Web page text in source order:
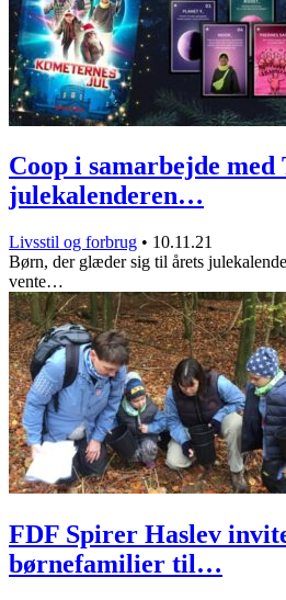
Coop i samarbejde med
julekalenderen…
Livsstil og forbrug • 10.11.21
Børn, der glæder sig til årets
vente…
FDF Spirer Haslev
børnefamilier til…